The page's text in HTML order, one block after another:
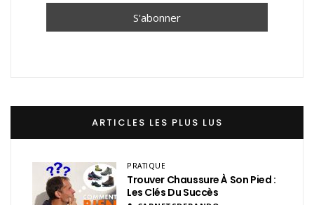
ARTICLES LES PLUS LUS
PRATIQUE
Trouver Chaussure À Son Pied :
Les Clés Du Succès